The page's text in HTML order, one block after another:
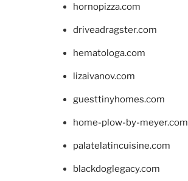
hornopizza.com
driveadragster.com
hematologa.com
lizaivanov.com
guesttinyhomes.com
home-plow-by-meyer.com
palatelatincuisine.com
blackdoglegacy.com